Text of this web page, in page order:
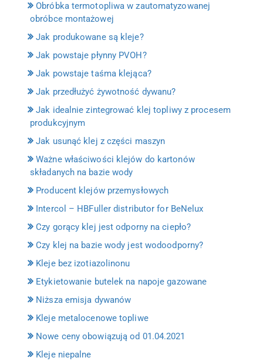
Obróbka termotopliwa w zautomatyzowanej
obróbce montażowej
Jak produkowane są kleje?
Jak powstaje płynny PVOH?
Jak powstaje taśma klejąca?
Jak przedłużyć żywotność dywanu?
Jak idealnie zintegrować klej topliwy z procesem
produkcyjnym
Jak usunąć klej z części maszyn
Ważne właściwości klejów do kartonów
składanych na bazie wody
Producent klejów przemysłowych
Intercol – HBFuller distributor for BeNelux
Czy gorący klej jest odporny na ciepło?
Czy klej na bazie wody jest wodoodporny?
Kleje bez izotiazolinonu
Etykietowanie butelek na napoje gazowane
Niższa emisja dywanów
Kleje metalocenowe topliwe
Nowe ceny obowiązują od 01.04.2021
Kleje niepalne